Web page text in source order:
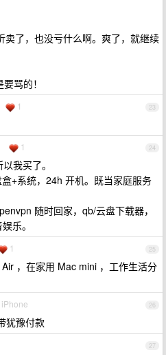
卖了，也没亏什么啊。爽了，就继续
骂的！
23
1
24
1
我买了。
+系统，24h 开机。既当家庭服务
随时回家，qb/云盘下载器，
乐。
25
1
，在家用 Mac mini ，工作生活分
26
犹豫付款
27